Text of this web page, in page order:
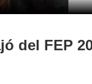
del FEP